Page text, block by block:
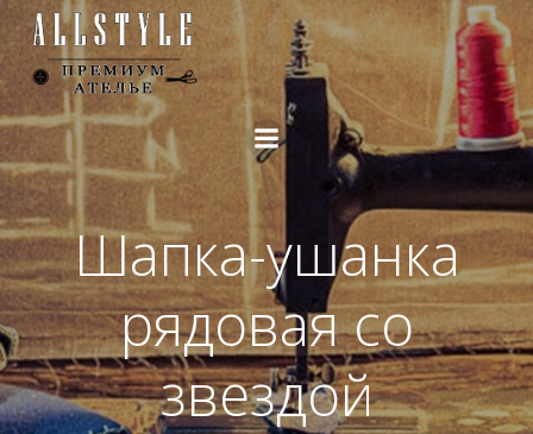
Перейти
содержимому
Шапка-ушанка
рядовая со
звездой